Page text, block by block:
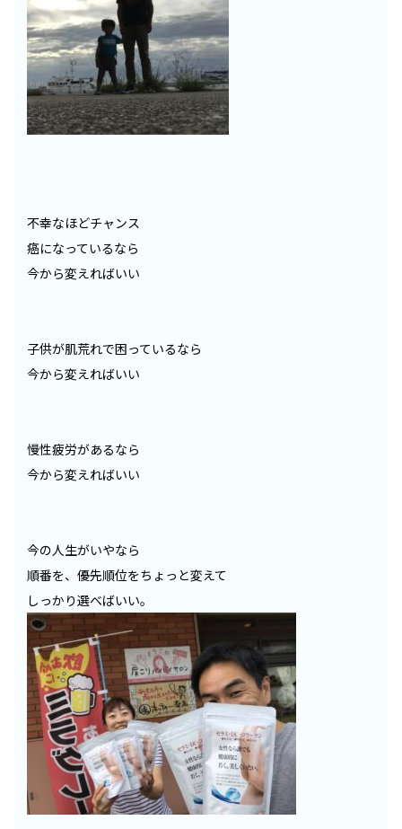
不幸なほどチャンス
癌になっているなら
今から変えればいい
子供が肌荒れで困っているなら
今から変えればいい
慢性疲労があるなら
今から変えればいい
今の人生がいやなら
順番を、優先順位をちょっと変えて
しっかり選べばいい。